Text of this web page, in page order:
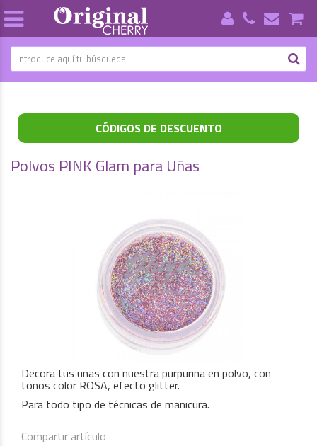
CÓDIGOS DE DESCUENTO
Polvos PINK Glam para Uñas
Decora tus uñas con nuestra purpurina en polvo, con
tonos color ROSA, efecto glitter.
Para todo tipo de técnicas de manicura.
Compartir artículo